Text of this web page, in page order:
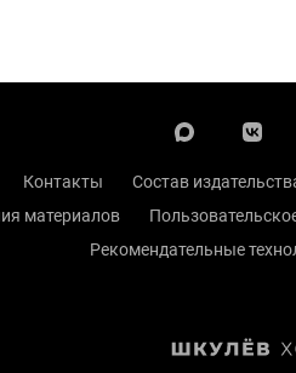
Контакты Состав
материалов
Рекомендательные